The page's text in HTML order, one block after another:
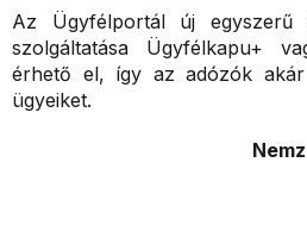
Az Ügyfélportál új egyszerű
szolgáltatása Ügyfélkapu+
érhető el, így az adózók
ügyeiket.